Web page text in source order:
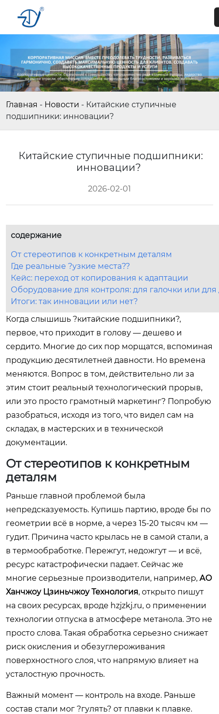
Главная - Новости - Китайские ступичные
подшипники: инновации?
Китайские ступичные подшипники:
инновации?
2026-02-01
содержание
От стереотипов к конкретным деталям
Где реальные ?узкие места??
Кейс: переход от копирования к адаптации
Оборудование для контроля: для галочки или для
Итоги: так инновации или нет?
Когда слышишь ?китайские подшипники?,
первое, что приходит в голову — дешево и
сердито. Многие до сих пор морщатся, вспоминая
продукцию десятилетней давности. Но времена
меняются. Вопрос в том, действительно ли за
этим стоит реальный технологический прорыв,
или это просто грамотный маркетинг? Попробую
разобраться, исходя из того, что видел сам на
складах, в мастерских и в технической
документации.
От стереотипов к конкретным
деталям
Раньше главной проблемой была
непредсказуемость. Купишь партию, вроде бы по
геометрии всё в норме, а через 15-20 тысяч км —
гудит. Причина часто крылась не в самой стали, а
в термообработке. Пережгут, недожгут — и всё,
ресурс катастрофически падает. Сейчас же
многие серьезные производители, например, АО
Ханчжоу Цзиньчжоу Технология, открыто пишут
на своих ресурсах, вроде hzjzkj.ru, о применении
технологии отпуска в атмосфере метанола. Это не
просто слова. Такая обработка серьезно снижает
риск окисления и обезуглероживания
поверхностного слоя, что напрямую влияет на
усталостную прочность.
Важный момент — контроль на входе. Раньше
состав стали мог ?гулять? от плавки к плавке.